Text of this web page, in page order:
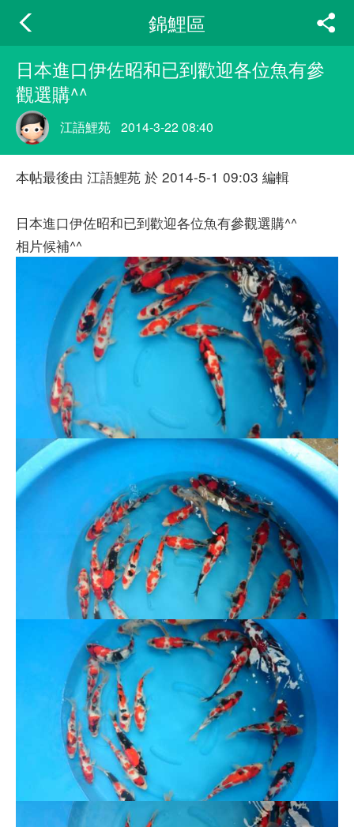
錦鯉區
日本進口伊佐昭和已到歡迎各位魚有參
觀選購^^
江語鯉苑 2014-3-22 08:40
本帖最後由 江語鯉苑 於 2014-5-1 09:03 編輯
日本進口伊佐昭和已到歡迎各位魚有參觀選購^^
相片候補^^